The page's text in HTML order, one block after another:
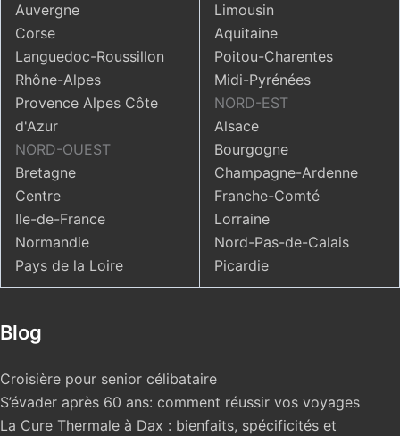
Auvergne
Corse
Languedoc-Roussillon
Rhône-Alpes
Provence Alpes Côte
d'Azur
NORD-OUEST
Bretagne
Centre
Ile-de-France
Normandie
Pays de la Loire
Limousin
Aquitaine
Poitou-Charentes
Midi-Pyrénées
NORD-EST
Alsace
Bourgogne
Champagne-Ardenne
Franche-Comté
Lorraine
Nord-Pas-de-Calais
Picardie
Blog
Croisière pour senior célibataire
S’évader après 60 ans: comment réussir vos voyages
La Cure Thermale à Dax : bienfaits, spécificités et